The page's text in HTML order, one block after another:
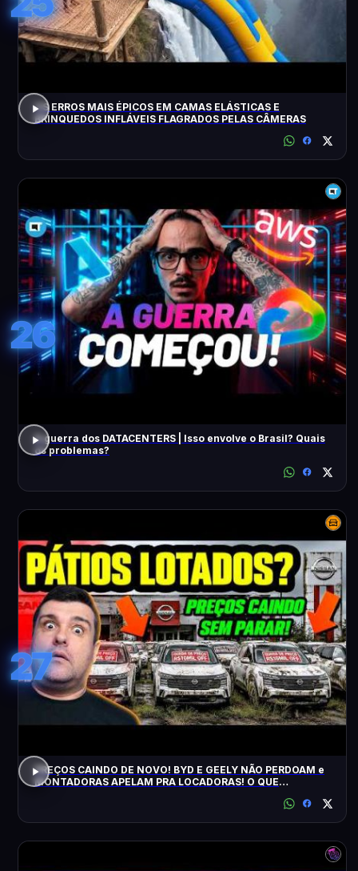
OS ERROS MAIS ÉPICOS EM CAMAS ELÁSTICAS E
BRINQUEDOS INFLÁVEIS FLAGRADOS PELAS CÂMERAS
26
A guerra dos DATACENTERS | Isso envolve o Brasil? Quais
os problemas?
27
PREÇOS CAINDO DE NOVO! BYD E GEELY NÃO PERDOAM e
MONTADORAS APELAM PRA LOCADORAS! O QUE